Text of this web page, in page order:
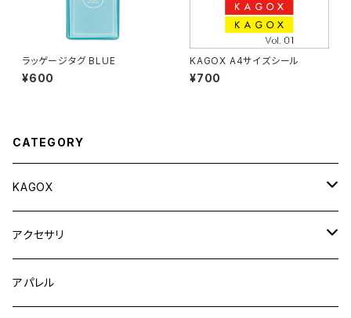
ラッゲージタグ BLUE
¥600
KAGOX A4サイズシール
¥700
CATEGORY
KAGOX
KAGOX ONE
KAGOX ONE with Clips
KAGOX BIZ
アクセサリ
フィギュア
アパレル